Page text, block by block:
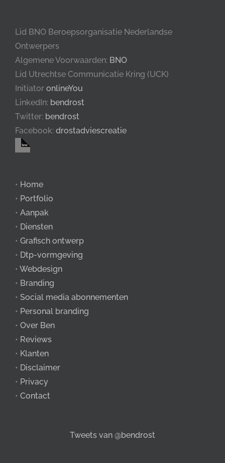
Lid BNO Beroepsorganisatie Nederlandse
Ontwerpers
Algemene Voorwaarden: BNO
Lid Utrechtse Communicatie Kring (UCK)
Initiator onlineYou
LinkedIn: bendrost
Twitter: bendrost
Facebook: drostadviescreatie
• Home
• Portfolio
• Aanpak
• Diensten
• Grafisch ontwerp
• Dtp-vormgeving
• Webdesign
• Branding
• Social media abonnementen
• Personal branding
• Over Ben
• Reviews
• Klanten
• Disclaimer
• Privacy
• Contact
Tweets van @bendrost